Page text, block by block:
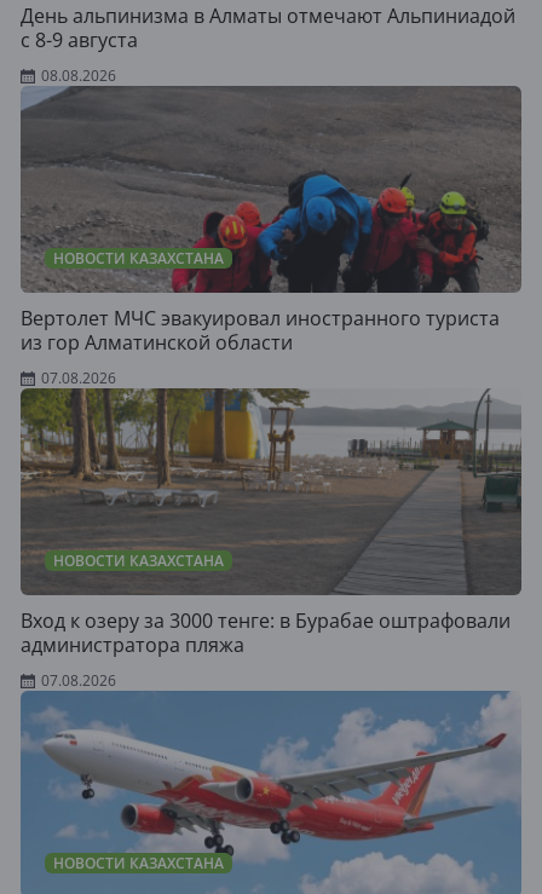
День альпинизма в Алматы отмечают Альпиниадой
с 8-9 августа
08.08.2026
НОВОСТИ КАЗАХСТАНА
Вертолет МЧС эвакуировал иностранного туриста
из гор Алматинской области
07.08.2026
НОВОСТИ КАЗАХСТАНА
Вход к озеру за 3000 тенге: в Бурабае оштрафовали
администратора пляжа
07.08.2026
НОВОСТИ КАЗАХСТАНА